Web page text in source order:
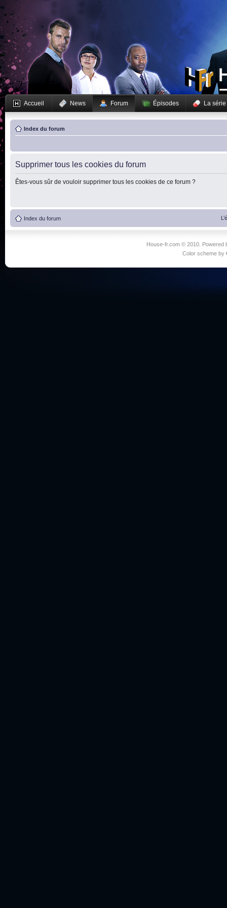
Accueil News Forum Épisodes La série
Index du forum
Supprimer tous les cookies du forum
Êtes-vous sûr de vouloir supprimer tous les cookies de ce forum ?
Index du forum
House-fr.com © 2010. Powered
Color scheme by